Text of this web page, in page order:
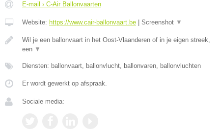
E-mail › C-Air Ballonvaarten
Website: https://www.cair-ballonvaart.be Screenshot ▼
Wil je een ballonvaart in het Oost-Vlaanderen of in je eigen streek,
een ▼
Diensten: ballonvaart, ballonvlucht, ballonvaren, ballonvluchten
Er wordt gewerkt op afspraak.
Sociale media: